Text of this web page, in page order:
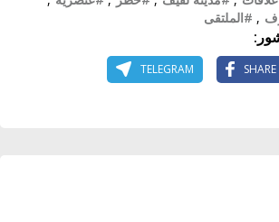
, #الملتقى
SHARE
TELEGRAM